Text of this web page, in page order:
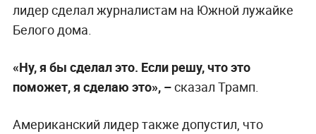
лидер сделал журналистам на Южной лужайке
Белого дома.
«Ну, я бы сделал это. Если решу, что это
поможет, я сделаю это», –сказал Трамп.
Американский лидер также допустил, что